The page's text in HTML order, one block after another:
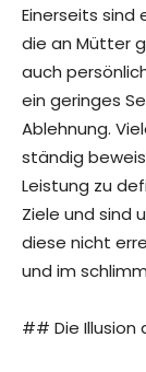
Einerseits sind
die an Mütter
auch
ein geringes
Ablehnung.
ständig
Leistung zu
Ziele und sind
diese nicht
und im
## Die Illusion